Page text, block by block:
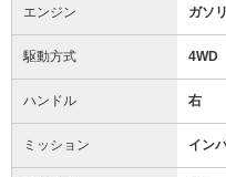
エンジン ガソ
駆動方式 4WD
ハンドル 右
ミッション イン